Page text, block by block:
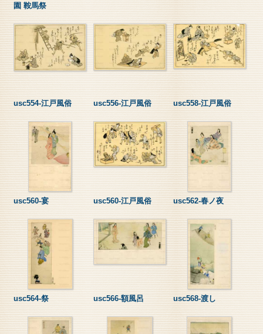
園 鞍馬祭
usc554-江戸風俗 usc556-江戸風俗 usc558-江戸風俗
usc560-宴 usc560-江戸風俗 usc562-春ノ夜
usc564-祭 usc566-額風呂 usc568-渡し